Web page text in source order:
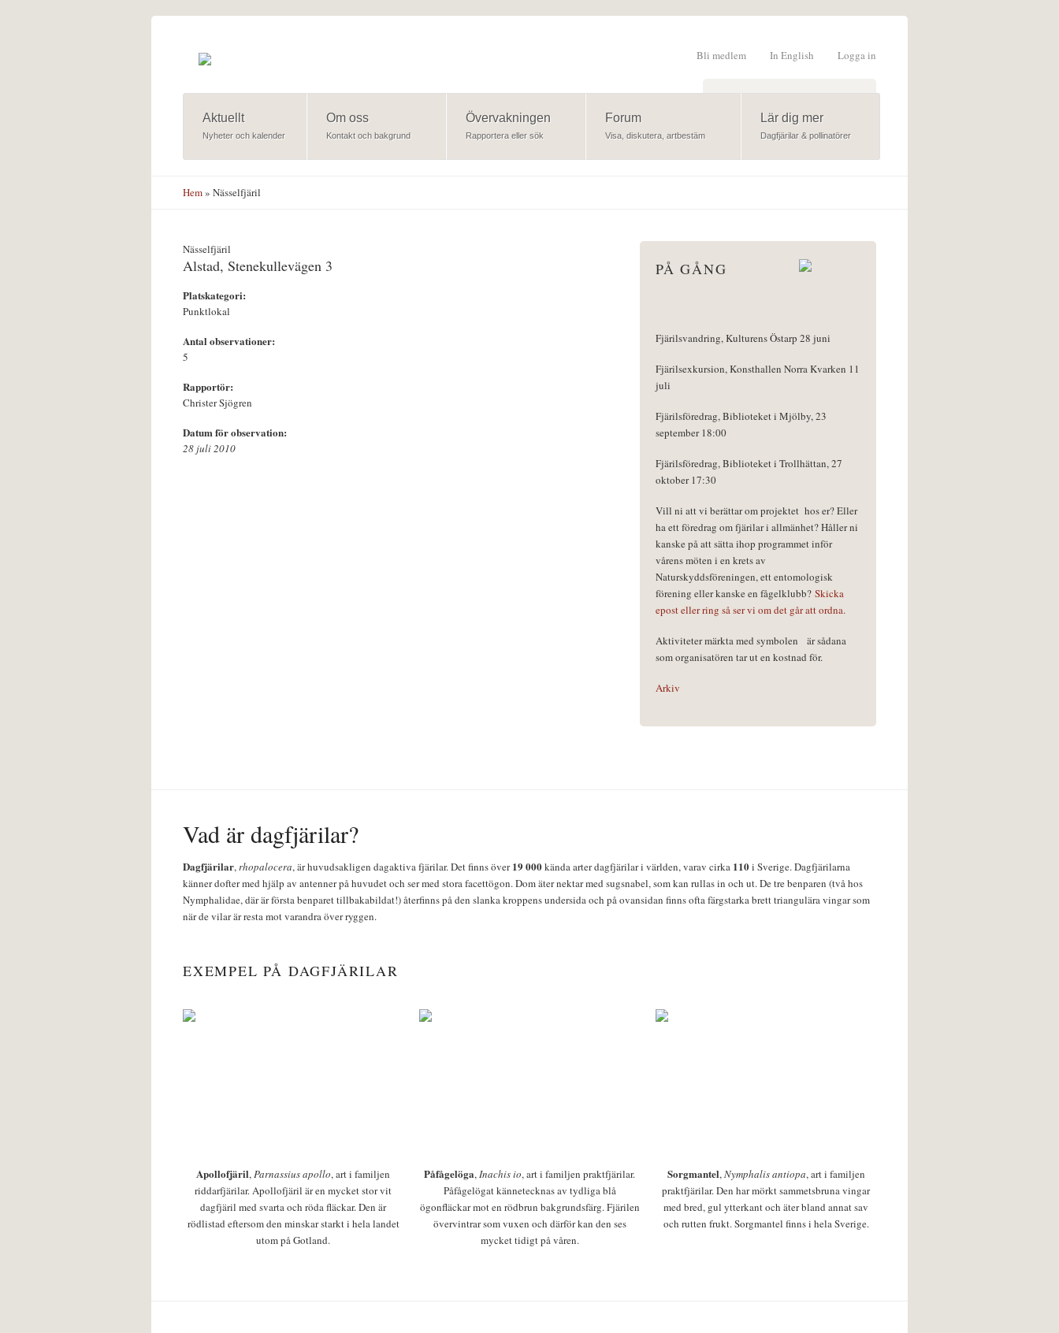
Logga in
In English
Bli medlem
Sökformulär
Aktuellt
Nyheter och kalender
Om oss
Kontakt och bakgrund
Övervakningen
Rapportera eller sök
Forum
Visa, diskutera, artbestäm
Lär dig mer
Dagfjärilar & pollinatörer
Hem» Nässelfjäril
Nässelfjäril
Alstad, Stenekullevägen 3
Platskategori:
Punktlokal
Antal observationer:
5
Rapportör:
Christer Sjögren
Datum för observation:
28 juli 2010
PÅ GÅNG
Fjärilsvandring, Kulturens Östarp 28 juni
Fjärilsexkursion, Konsthallen Norra Kvarken 11
juli
Fjärilsföredrag, Biblioteket i Mjölby, 23
september 18:00
Fjärilsföredrag, Biblioteket i Trollhättan, 27
oktober 17:30
Vill ni att vi berättar om projektet hos er? Eller
ha ett föredrag om fjärilar i allmänhet? Håller ni
kanske på att sätta ihop programmet inför
vårens möten i en krets av
Naturskyddsföreningen, ett entomologisk
förening eller kanske en fågelklubb? Skicka
epost eller ring så ser vi om det går att ordna.
Aktiviteter märkta med symbolen
är sådana
som organisatören tar ut en kostnad för.
Arkiv
Vad är dagfjärilar?
Dagfjärilar,rhopalocera, är huvudsakligen dagaktiva fjärilar. Det finns över19 000kända arter dagfjärilar i världen, varav cirka 110i Sverige. Dagfjärilarna
känner dofter med hjälp av antenner på huvudet och ser med stora facettögon. Dom äter nektar med sugsnabel, som kan rullas in och ut. De tre benparen (två hos
Nymphalidae, där är första benparet tillbakabildat!) återfinns på den slanka kroppens undersida och på ovansidan finns ofta färgstarka brett triangulära vingar som
när de vilar är resta mot varandra över ryggen.
EXEMPEL PÅ DAGFJÄRILAR
Apollofjäril,Parnassius apollo, art i familjen
riddarfjärilar. Apollofjäril är en mycket stor vit
dagfjäril med svarta och röda fläckar. Den är
rödlistad eftersom den minskar starkt i hela landet
utom på Gotland.
Påfågelöga,Inachis io, art i familjen praktfjärilar.
Påfågelögat kännetecknas av tydliga blå
ögonfläckar mot en rödbrun bakgrundsfärg. Fjärilen
övervintrar som vuxen och därför kan den ses
mycket tidigt på våren.
Sorgmantel,Nymphalis antiopa, art i familjen
praktfjärilar. Den har mörkt sammetsbruna vingar
med bred, gul ytterkant och äter bland annat sav
och rutten frukt. Sorgmantel finns i hela Sverige.